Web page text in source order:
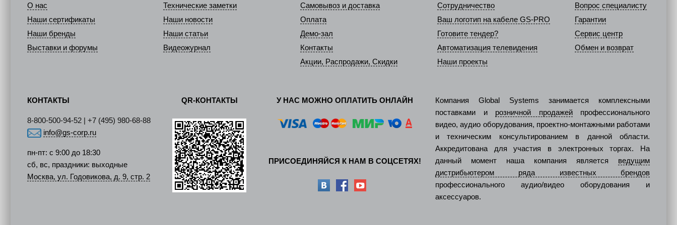
О нас
Наши сертификаты
Наши бренды
Выставки и форумы
Технические заметки
Наши новости
Наши статьи
Видеожурнал
Самовывоз и доставка
Оплата
Демо-зал
Контакты
Акции, Распродажи, Скидки
Сотрудничество
Ваш логотип на кабеле GS-PRO
Готовите тендер?
Автоматизация телевидения
Наши проекты
Вопрос специалисту
Гарантии
Сервис центр
Обмен и возврат
КОНТАКТЫ
8-800-500-94-52 | +7 (495) 980-68-88
info@gs-corp.ru
пн-пт: с 9:00 до 18:30
сб, вс, праздники: выходные
Москва, ул. Годовикова, д. 9, стр. 2
QR-КОНТАКТЫ У НАС МОЖНО ОПЛАТИТЬ ОНЛАЙН
ПРИСОЕДИНЯЙСЯ К НАМ В СОЦСЕТЯХ!
Компания Global Systems занимается комплексными
поставками и розничной продажейпрофессионального
видео, аудио оборудования, проектно-монтажными работами
и техническим консультированием в данной области.
Аккредитована для участия в электронных торгах. На
данный момент наша компания является ведущим
дистрибьютером ряда известных брендов
профессионального аудио/видео оборудования и
аксессуаров.